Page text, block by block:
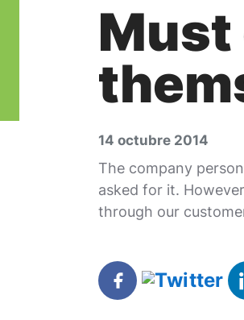
14 octubre 2014
The company
asked for it.
through our